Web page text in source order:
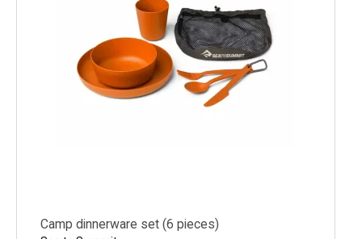
Camp dinnerware set (6 pieces)